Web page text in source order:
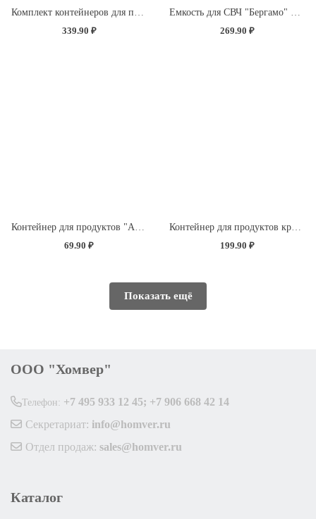
339.90 ₽
269.90 ₽
Контейнер для продуктов "Асти" прямоугольный 0,75л (темно-коричневый)
69.90 ₽
Контейнер для продуктов круглый 1,75л с декором "Розы" (светло-розовый)
199.90 ₽
Показать ещё
ООО "Хомвер"
Телефон: +7 495 933 12 45; +7 906 668 42 14
Секретариат: info@homver.ru
Отдел продаж: sales@homver.ru
Каталог